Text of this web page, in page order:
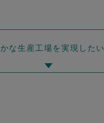
な生産工場を実現したい